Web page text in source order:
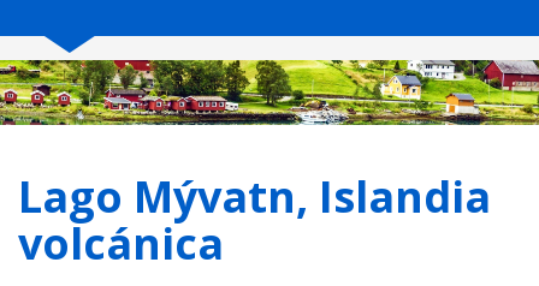
Lago Mývatn, Islandia
volcánica